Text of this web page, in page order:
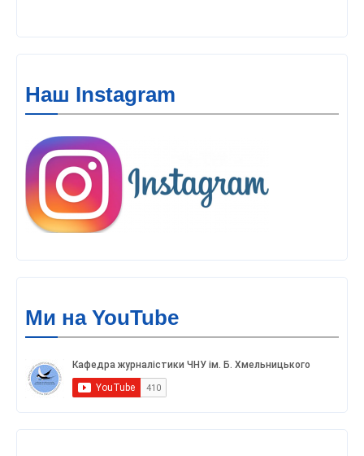
Наш Instagram
Ми на YouTube